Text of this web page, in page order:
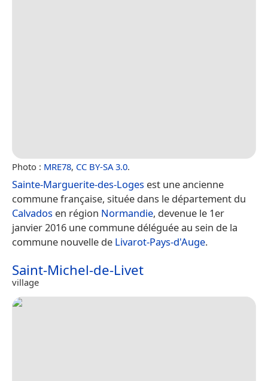
Photo : MRE78, CC BY-SA 3.0.
Sainte-Marguerite-des-Loges est une ancienne
commune française, située dans le département du
Calvados en région Normandie, devenue le 1er
janvier 2016 une commune déléguée au sein de la
commune nouvelle de Livarot-Pays-d'Auge.
Saint-Michel-de-Livet
village